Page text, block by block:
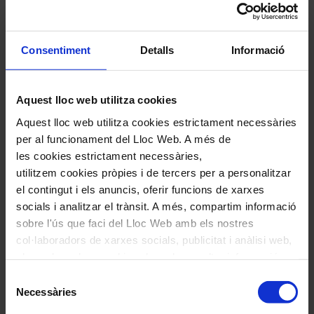
Consentiment Detalls Informació
Aquest lloc web utilitza cookies
Aquest lloc web utilitza cookies estrictament necessàries
per al funcionament del Lloc Web. A més de
les cookies estrictament necessàries,
utilitzem cookies pròpies i de tercers per a personalitzar
el contingut i els anuncis, oferir funcions de xarxes
socials i analitzar el trànsit. A més, compartim informació
sobre l'ús que faci del Lloc Web amb els nostres
col·laboradors de xarxes socials, publicitat i anàlisi web,
de l'ús que hagi fet dels seus serveis. En el quadre
inferior pot “Permetre totes les cookies” o seleccionar el
Necessàries
Compártelo per Email
Compártelo per Whatsapp
Deixa un comentari
L'adreça electrònica no es publicarà. Els camps necessaris estan
Comentari*